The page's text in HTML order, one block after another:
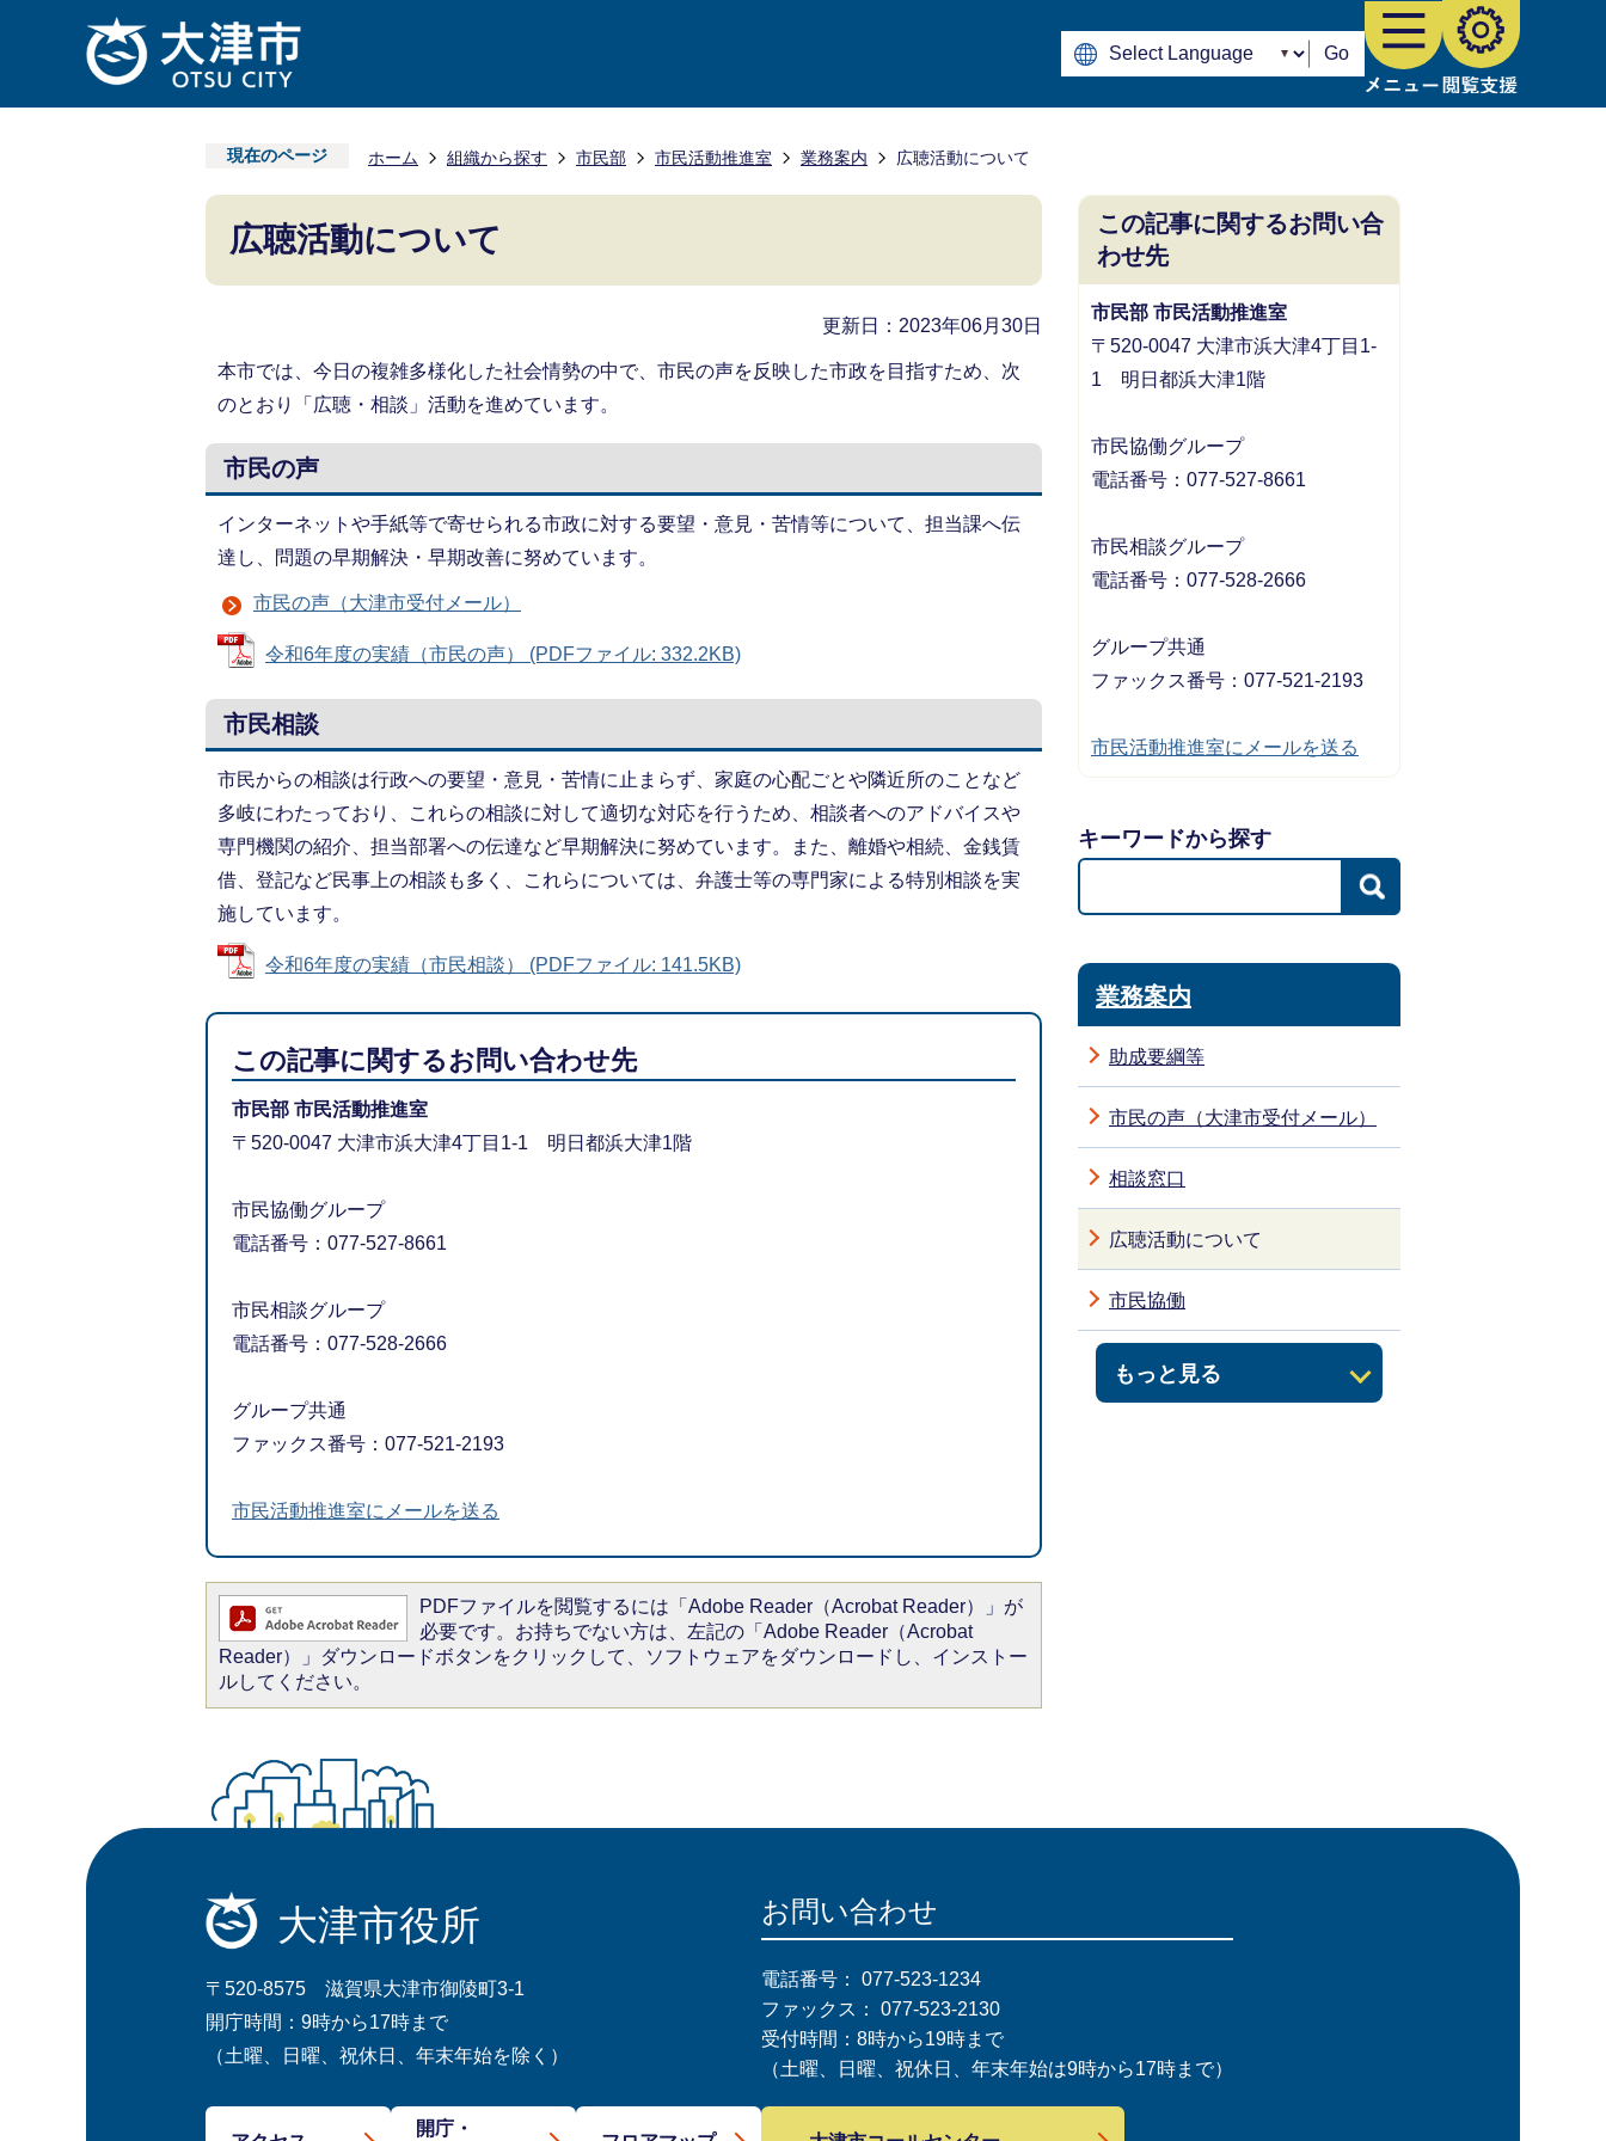
Go
現在のページ ホーム 組織から探す 市民部 市民活動推進室 業務案内 広聴活動について
広聴活動について
更新日：2023年06月30日
本市では、今日の複雑多様化した社会情勢の中で、市民の声を反映した市政を目指すため、次
のとおり「広聴・相談」活動を進めています。
市民の声
インターネットや手紙等で寄せられる市政に対する要望・意見・苦情等について、担当課へ伝
達し、問題の早期解決・早期改善に努めています。
市民の声（大津市受付メール）
令和6年度の実績（市民の声） (PDFファイル: 332.2KB)
市民相談
市民からの相談は行政への要望・意見・苦情に止まらず、家庭の心配ごとや隣近所のことなど
多岐にわたっており、これらの相談に対して適切な対応を行うため、相談者へのアドバイスや
専門機関の紹介、担当部署への伝達など早期解決に努めています。また、離婚や相続、金銭賃
借、登記など民事上の相談も多く、これらについては、弁護士等の専門家による特別相談を実
施しています。
令和6年度の実績（市民相談） (PDFファイル: 141.5KB)
この記事に関するお問い合わせ先
市民部 市民活動推進室
〒520-0047 大津市浜大津4丁目1-1 明日都浜大津1階
市民協働グループ
電話番号：077-527-8661
市民相談グループ
電話番号：077-528-2666
グループ共通
ファックス番号：077-521-2193
市民活動推進室にメールを送る
PDFファイルを閲覧するには「Adobe Reader（Acrobat Reader）」が
必要です。お持ちでない方は、左記の「Adobe Reader（Acrobat
Reader）」ダウンロードボタンをクリックして、ソフトウェアをダウンロードし、インストー
ルしてください。
この記事に関するお問い合
わせ先
市民部 市民活動推進室
〒520-0047 大津市浜大津4丁目1-
1 明日都浜大津1階
市民協働グループ
電話番号：077-527-8661
市民相談グループ
電話番号：077-528-2666
グループ共通
ファックス番号：077-521-2193
市民活動推進室にメールを送る
キーワードから探す
業務案内
助成要綱等
市民の声（大津市受付メール）
相談窓口
もっと見る
広聴活動について
市民協働
大津市役所
〒520-8575 滋賀県大津市御陵町3-1
開庁時間：9時から17時まで
（土曜、日曜、祝休日、年末年始を除く）
開庁・
お問い合わせ
電話番号： 077-523-1234
ファックス： 077-523-2130
受付時間：8時から19時まで
（土曜、日曜、祝休日、年末年始は9時から17時まで）